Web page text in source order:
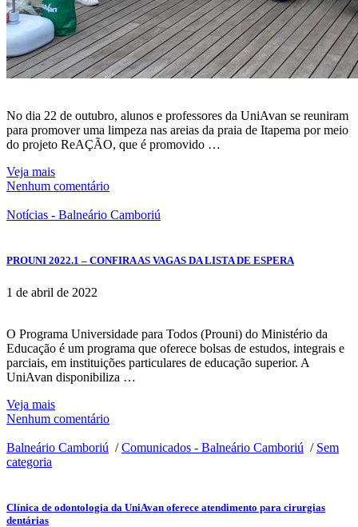
No dia 22 de outubro, alunos e professores da UniAvan se reuniram
para promover uma limpeza nas areias da praia de Itapema por meio
do projeto ReAÇÃO, que é promovido …
Veja mais
Nenhum comentário
Notícias - Balneário Camboriú
PROUNI 2022.1 – CONFIRA AS VAGAS DA LISTA DE ESPERA
1 de abril de 2022
O Programa Universidade para Todos (Prouni) do Ministério da
Educação é um programa que oferece bolsas de estudos, integrais e
parciais, em instituições particulares de educação superior. A
UniAvan disponibiliza …
Veja mais
Nenhum comentário
Balneário Camboriú /Comunicados - Balneário Camboriú / Sem
categoria
Clínica de odontologia da UniAvan oferece atendimento para cirurgias
dentárias